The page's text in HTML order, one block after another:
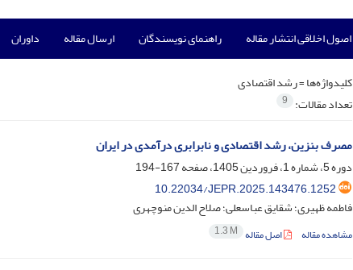
اصول اخلاقی انتشار مقاله راهنمای نویسندگان ارسال مقاله داوران
کلیدواژه‌ها =رشد اقتصادی
تعداد مقالات: 9
مصرف بنزین، رشد اقتصادی و نابرابری درآمدی در ایران
دوره 5، شماره 1، فروردین 1405، صفحه
167-194
10.22034/JEPR.2025.143476.1252
فاطمه ظهیری؛ شقایق عباسعلی؛ صلاح الدین منوچهری
مشاهده مقاله اصل مقاله 1.3 M